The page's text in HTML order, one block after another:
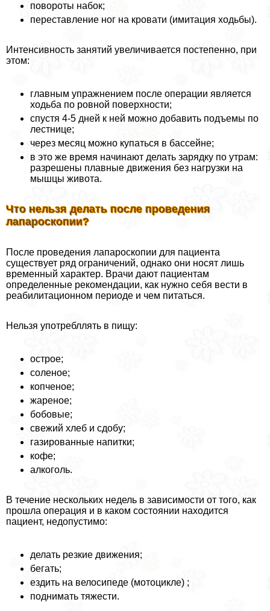
повороты набок;
переставление ног на кровати (имитация ходьбы).
Интенсивность занятий увеличивается постепенно, при
этом:
главным упражнением после операции является
ходьба по ровной поверхности;
спустя 4-5 дней к ней можно добавить подъемы по
лестнице;
через месяц можно купаться в бассейне;
в это же время начинают делать зарядку по утрам:
разрешены плавные движения без нагрузки на
мышцы живота.
Что нельзя делать после проведения
лапароскопии?
После проведения лапароскопии для пациента
существует ряд ограничений, однако они носят лишь
временный хаpaктер. Врачи дают пациентам
определенные рекомендации, как нужно себя вести в
реабилитационном периоде и чем питаться.
Нельзя употрeбллять в пищу:
острое;
соленое;
копченое;
жареное;
бобовые;
свежий хлеб и сдобу;
газированные напитки;
кофе;
алкоголь.
В течение нескольких недель в зависимости от того, как
прошла операция и в каком состоянии находится
пациент, недопустимо:
делать резкие движения;
бегать;
ездить на велосипеде (мотоцикле) ;
поднимать тяжести.